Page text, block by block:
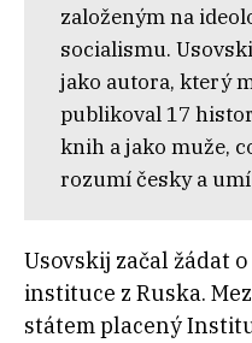
založeným na
socialismu.
jako autora, který
publikoval 17
knih a jako muže,
rozumí česky a
Usovskij začal žádat
instituce z Ruska.
státem placený